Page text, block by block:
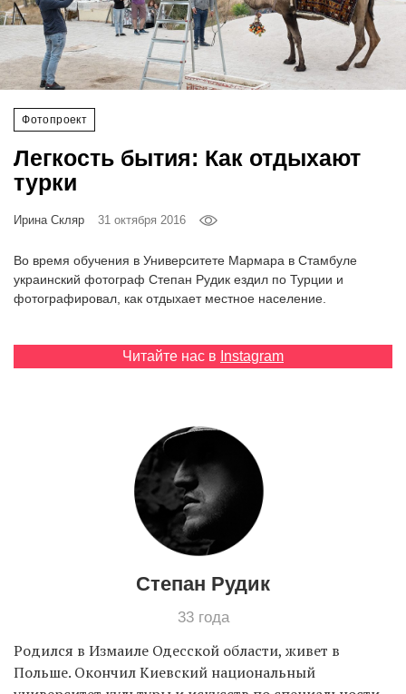
Фотопроект
Легкость бытия: Как отдыхают
турки
Ирина Скляр 31 октября 2016
Во время обучения в Университете Мармара в Стамбуле
украинский фотограф Степан Рудик ездил по Турции и
фотографировал, как отдыхает местное население.
Читайте нас в Instagram
Степан Рудик
33 года
Родился в Измаиле Одесской области, живет в
Польше. Окончил Киевский национальный